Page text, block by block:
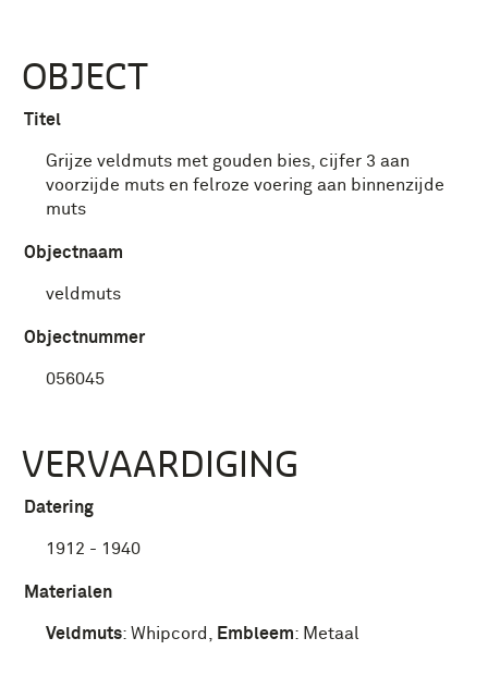
OBJECT
Titel
Grijze veldmuts met gouden bies, cijfer 3 aan
voorzijde muts en felroze voering aan binnenzijde
muts
Objectnaam
veldmuts
Objectnummer
056045
VERVAARDIGING
Datering
1912 - 1940
Materialen
Veldmuts: Whipcord Embleem: Metaal